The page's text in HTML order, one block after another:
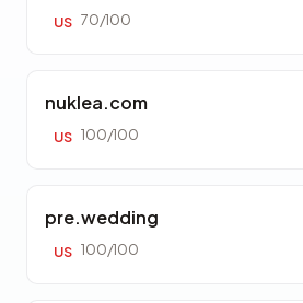
US 70/100
nuklea.com
US 100/100
pre.wedding
US 100/100